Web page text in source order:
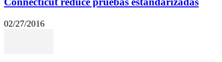
02/27/2016